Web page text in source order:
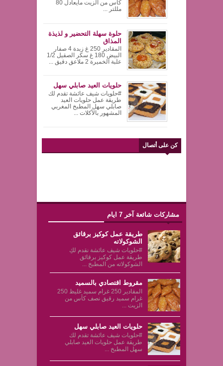
كأس من الزيت مايعادل 80
مللتر ...
حلوة سهلة التحضير و لذيذة
المذاق
المقادير 250 غ زبدة 4 صفار
البيض 180 غ سكر الصقيل 1/2
علبة الخميرة 2 ملاعق دقيق ...
حلويات العيد صابلي سهل
#حلويات شيف عائشة تقدم لك
طريقة عمل حلويات العيد
صابلي سهل المطبخ المغربي
المشهور بالأكلات ...
كن على أتصال
مشاركات شائعة آخر 7 ايام
طريقة عمل كوكيز برقائق
الشوكولاته
#حلويات شيف عائشة نقدم لكِ
طريقة عمل كوكيز برقائق
الشوكولاته من المطبخ ...
مقروط اقتصادي بالسميد
المقادير 250 غرام سميد غليظ 250
غرام سميد رقيق نصف كأس من
الزيت ...
حلويات العيد صابلي سهل
#حلويات شيف عائشة تقدم لك
طريقة عمل حلويات العيد صابلي
سهل المطبخ ...